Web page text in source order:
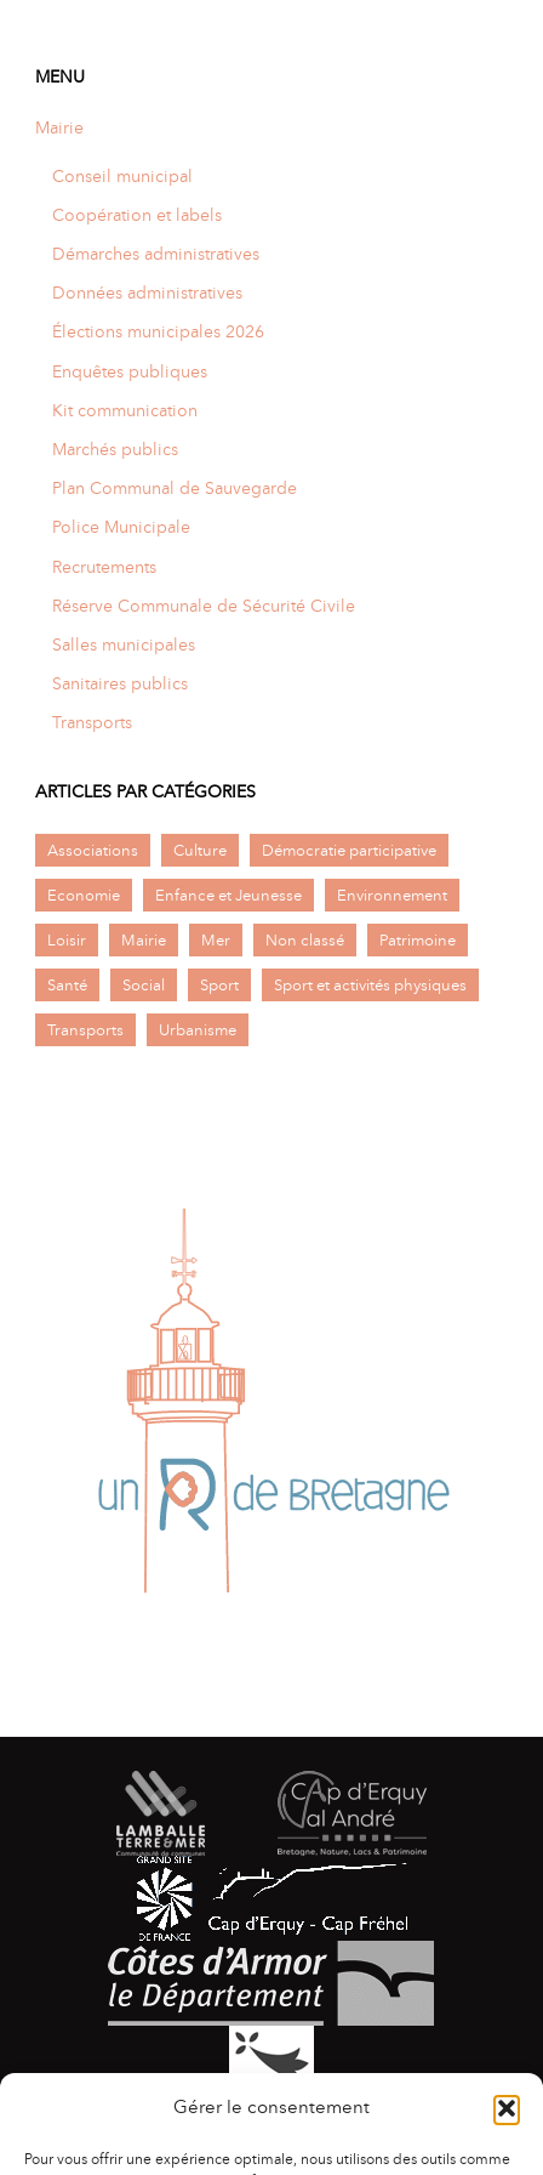
Gérer le consentement
Pour vous offrir une expérience optimale, nous utilisons des outils comme
MENU
Mairie
Conseil municipal
Coopération et labels
Démarches administratives
Données administratives
Élections municipales 2026
Enquêtes publiques
Kit communication
Marchés publics
Plan Communal de Sauvegarde
Police Municipale
Recrutements
Réserve Communale de Sécurité Civile
Salles municipales
Sanitaires publics
Transports
ARTICLES PAR CATÉGORIES
Associations Culture Démocratie participative
Economie Enfance et Jeunesse Environnement
Loisir Mairie Mer Non classé Patrimoine
Santé Social Sport Sport et activités physiques
Transports Urbanisme